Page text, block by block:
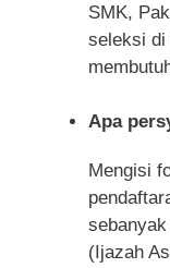
SMK,
seleksi di
Apa
Mengisi
(Ijazah